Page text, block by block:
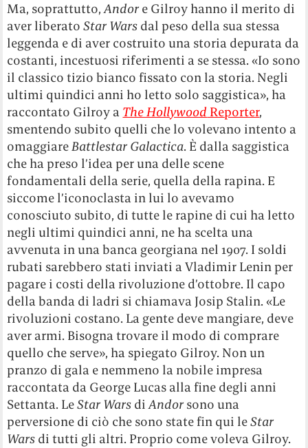
Ma, soprattutto,Andor e Gilroy hanno il merito di
aver liberatoStar Wars dal peso della sua stessa
leggenda e di aver costruito una storia depurata da
costanti, incestuosi riferimenti a se stessa. «Io sono
il classico tizio bianco fissato con la storia. Negli
ultimi quindici anni ho letto solo saggistica», ha
raccontato Gilroy a The Hollywood Reporter,
smentendo subito quelli che lo volevano intento a
omaggiareBattlestar Galactica. È dalla saggistica
che ha preso l’idea per una delle scene
fondamentali della serie, quella della rapina. E
siccome l’iconoclasta in lui lo avevamo
conosciuto subito, di tutte le rapine di cui ha letto
negli ultimi quindici anni, ne ha scelta una
avvenuta in una banca georgiana nel 1907. I soldi
rubati sarebbero stati inviati a Vladimir Lenin per
pagare i costi della rivoluzione d’ottobre. Il capo
della banda di ladri si chiamava Josip Stalin. «Le
rivoluzioni costano. La gente deve mangiare, deve
aver armi. Bisogna trovare il modo di comprare
quello che serve», ha spiegato Gilroy. Non un
pranzo di gala e nemmeno la nobile impresa
raccontata da George Lucas alla fine degli anni
Settanta. LeStar Wars diAndor sono una
perversione di ciò che sono state fin qui leStar
Wars di tutti gli altri. Proprio come voleva Gilroy.